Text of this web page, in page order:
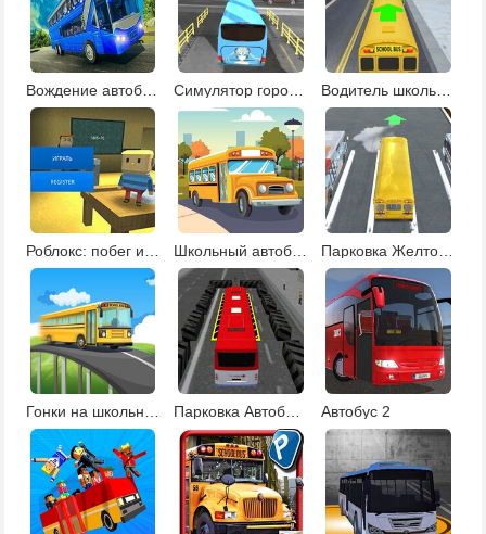
Вождение автобуса Симулятор городского автобуса Водитель школьного автобуса
Школьный автобус 2 Парковка Желтого Автобуса
Парковка Автобуса Автобус 2